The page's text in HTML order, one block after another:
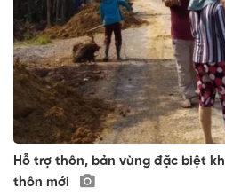
Hỗ trợ thôn, bản vùng đặc biệt
thôn mới